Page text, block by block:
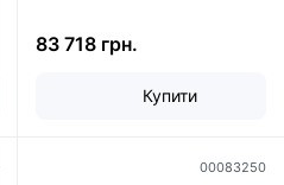
83 718 грн.
Купити
00083250